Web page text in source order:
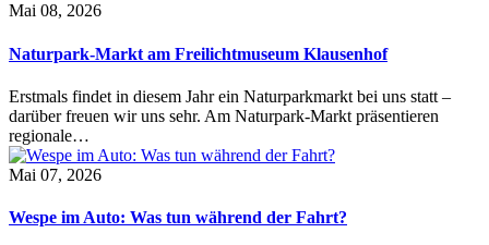
Mai 08, 2026
Naturpark-Markt am Freilichtmuseum Klausenhof
Erstmals findet in diesem Jahr ein Naturparkmarkt bei uns statt –
darüber freuen wir uns sehr. Am Naturpark-Markt präsentieren
regionale…
Mai 07, 2026
Wespe im Auto: Was tun während der Fahrt?